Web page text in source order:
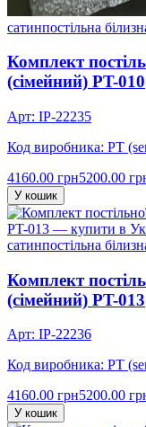
сатинпостільна
Комплект
(сімейний) PT-010
Арт: IP-22235
Код виробника: PT
4160.00 грн5200.00
У кошик
сатинпостільна
Комплект
(сімейний) PT-013
Арт: IP-22236
Код виробника: PT
4160.00 грн5200.00
У кошик